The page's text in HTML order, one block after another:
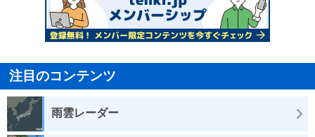
注目のコンテンツ
雨雲レーダー